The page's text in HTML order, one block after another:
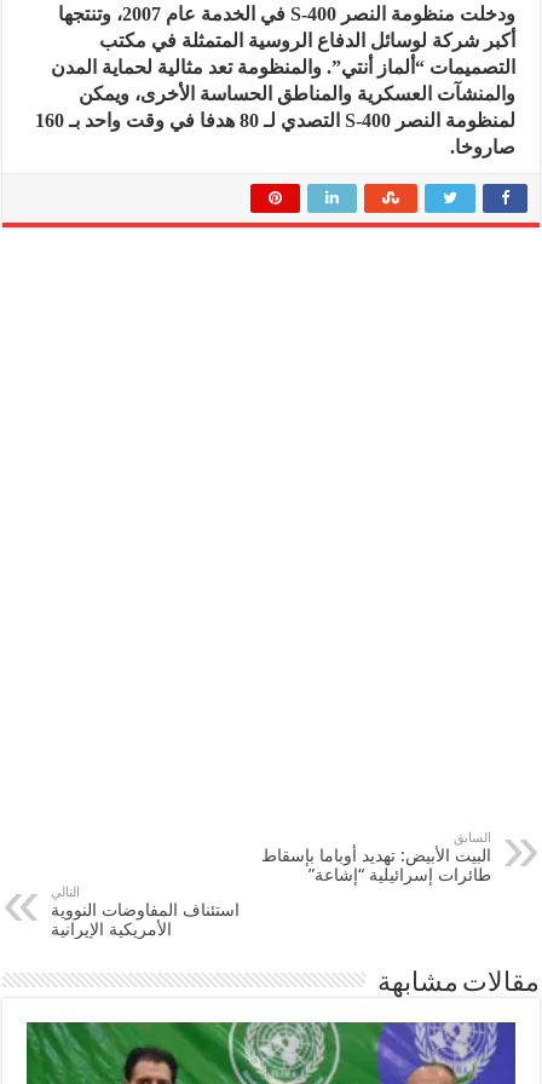
ودخلت منظومة النصر S-400 في الخدمة عام 2007، وتنتجها
أكبر شركة لوسائل الدفاع الروسية المتمثلة في مكتب
التصميمات “ألماز أنتي”. والمنظومة تعد مثالية لحماية المدن
والمنشآت العسكرية والمناطق الحساسة الأخرى، ويمكن
لمنظومة النصر S-400 التصدي لـ 80 هدفا في وقت واحد بـ 160
صاروخا.
السابق
البيت الأبيض: تهديد أوباما بإسقاط
طائرات إسرائيلية “إشاعة”
التالي
استئناف المفاوضات النووية
الأمريكية الإيرانية
مقالات مشابهة